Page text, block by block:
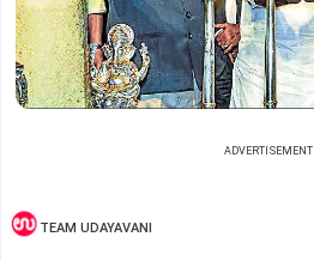
ADVERTISEMENT
TEAM UDAYAVANI